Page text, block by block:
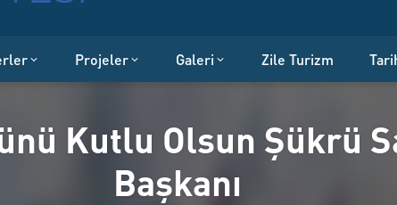
Projeler Galeri Zile Turizm
Kutlu Olsun Şükrü
Başkanı